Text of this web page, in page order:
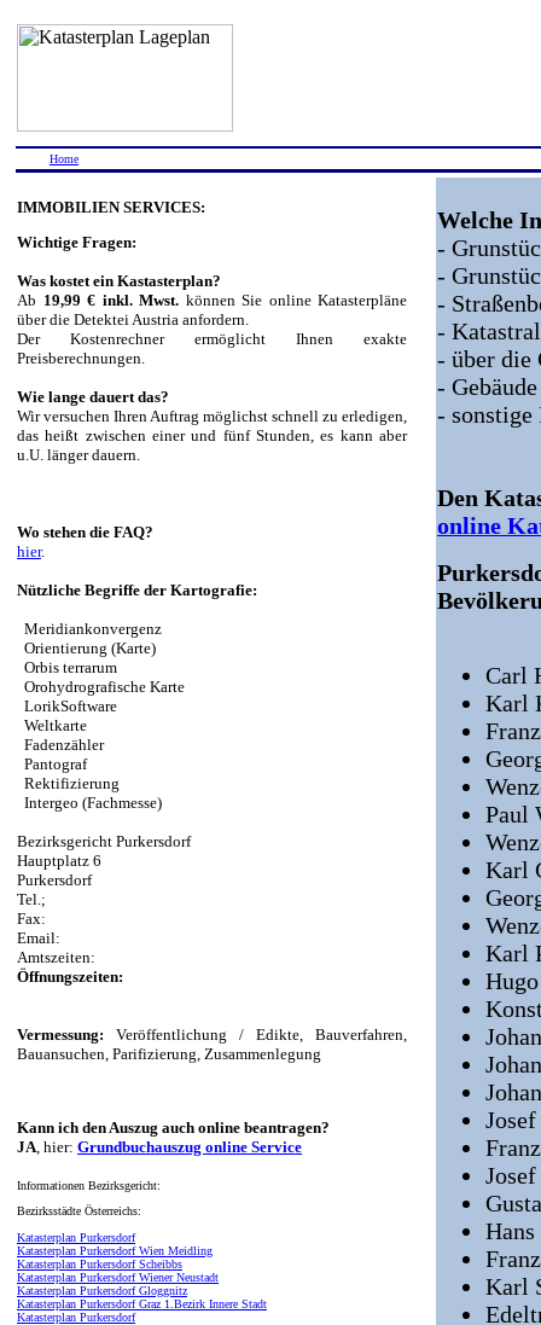
Home
IMMOBILIEN SERVICES:
Wichtige Fragen:
Was kostet ein Kastasterplan?
Ab 19,99 € inkl. Mwst. können Sie online Katasterpläne
über die Detektei Austria anfordern.
Der Kostenrechner ermöglicht Ihnen exakte
Preisberechnungen.
Wie lange dauert das?
Wir versuchen Ihren Auftrag möglichst schnell zu erledigen,
das heißt zwischen einer und fünf Stunden, es kann aber
u.U. länger dauern.
Wo stehen die FAQ?
hier.
Nützliche Begriffe der Kartografie:
Meridiankonvergenz
Orientierung (Karte)
Orbis terrarum
Orohydrografische Karte
LorikSoftware
Weltkarte
Fadenzähler
Pantograf
Rektifizierung
Intergeo (Fachmesse)
Bezirksgericht Purkersdorf
Hauptplatz 6
Purkersdorf
Tel.;
Fax:
Email:
Amtszeiten:
Öffnungszeiten:
Vermessung: Veröffentlichung / Edikte, Bauverfahren,
Bauansuchen, Parifizierung, Zusammenlegung
Kann ich den Auszug auch online beantragen?
JA, hier: Grundbuchauszug online Service
Informationen Bezirksgericht:
Bezirksstädte Österreichs:
Katasterplan Purkersdorf
Katasterplan Purkersdorf Wien Meidling
Katasterplan Purkersdorf Scheibbs
Katasterplan Purkersdorf Wiener Neustadt
Katasterplan Purkersdorf Gloggnitz
Katasterplan Purkersdorf Graz 1.Bezirk Innere Stadt
Katasterplan Purkersdorf
Welche
-
-
-
-
- über die
- Gebäude
-
Den
online
Carl
Karl
Paul
Karl
Karl
Karl